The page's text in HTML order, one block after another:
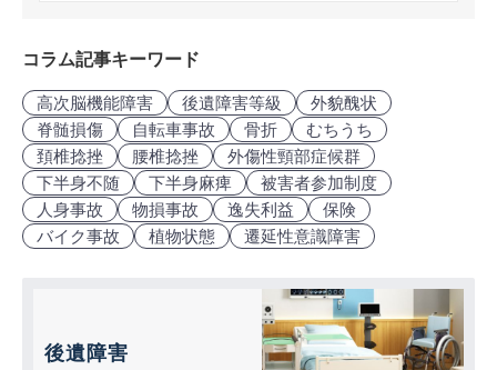
コラム記事キーワード
高次脳機能障害 後遺障害等級
外貌醜状
脊髄損傷
自転車事故 骨折
むちうち
頚椎捻挫
腰椎捻挫
外傷性頸部症候群
下半身不随
下半身麻痺
被害者参加制度
人身事故
物損事故 逸失利益
保険
バイク事故
植物状態 遷延性意識障害
後遺障害